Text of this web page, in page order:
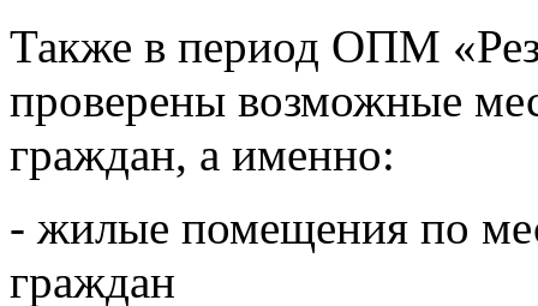
Также в период ОПМ
проверены возможные
граждан, а именно:
- жилые помещения по
граждан